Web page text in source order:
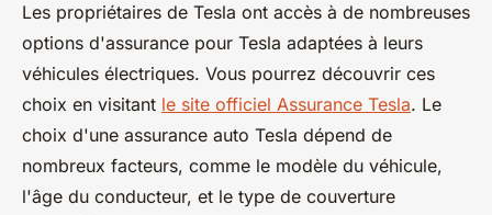
Les propriétaires de Tesla ont accès à de nombreuses
options d'assurance pour Tesla adaptées à leurs
véhicules électriques. Vous pourrez découvrir ces
choix en visitant le site officiel Assurance Tesla. Le
choix d'une assurance auto Tesla dépend de
nombreux facteurs, comme le modèle du véhicule,
l'âge du conducteur, et le type de couverture